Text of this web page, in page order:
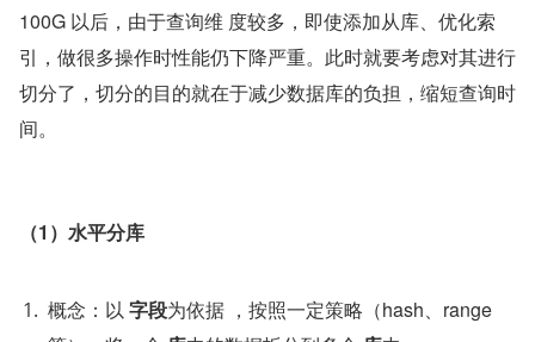
100G 以后，由于查询维 度较多，即使添加从库、优化索
引，做很多操作时性能仍下降严重。此时就要考虑对其进行
切分了，切分的目的就在于减少数据库的负担，缩短查询时
间。
（1）水平分库
概念：以 字段为依据 ，按照一定策略（hash、range